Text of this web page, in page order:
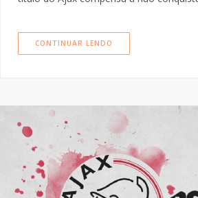
CONTINUAR LENDO